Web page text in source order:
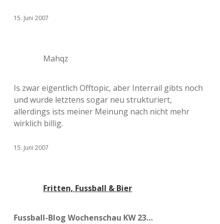
15. Juni 2007
Mahqz
Is zwar eigentlich Offtopic, aber Interrail gibts noch
und wurde letztens sogar neu strukturiert,
allerdings ists meiner Meinung nach nicht mehr
wirklich billig.
15. Juni 2007
Fritten, Fussball & Bier
Fussball-Blog Wochenschau KW 23…